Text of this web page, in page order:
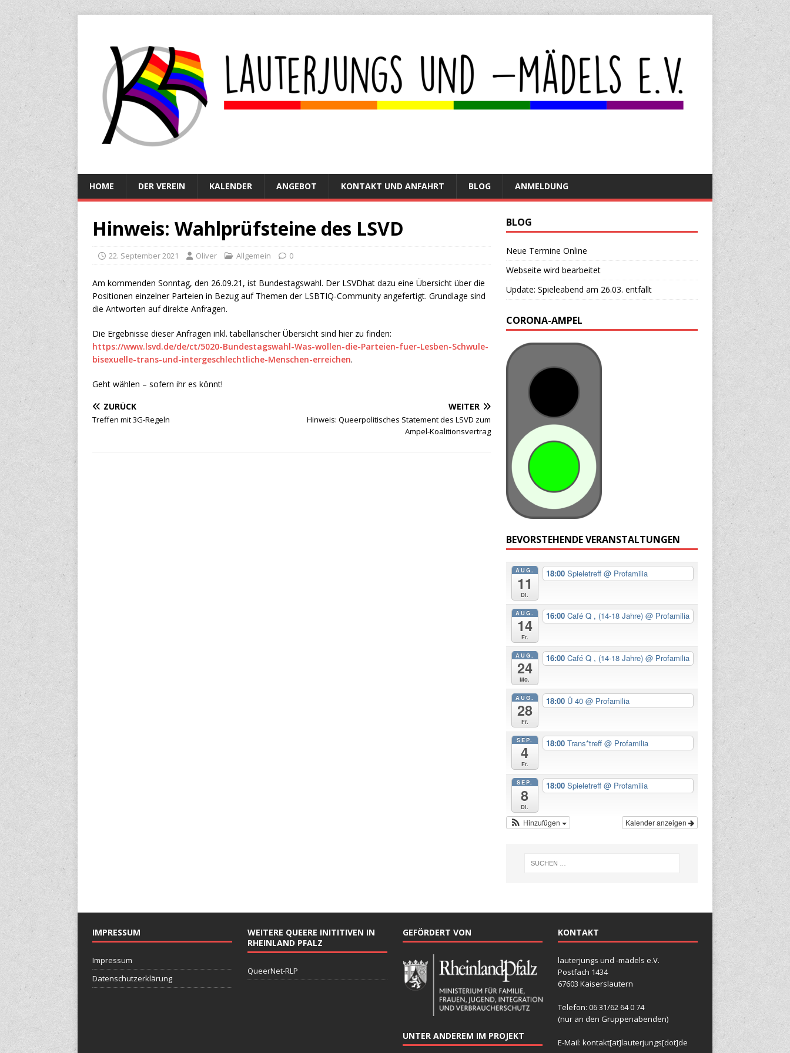
HOME DER VEREIN KALENDER ANGEBOT KONTAKT UND ANFAHRT BLOG ANMELDUNG
Hinweis: Wahlprüfsteine des LSVD
22. September 2021 Oliver Allgemein 0
Am kommenden Sonntag, den 26.09.21, ist Bundestagswahl. Der LSVDhat dazu eine Übersicht über die
Positionen einzelner Parteien in Bezug auf Themen der LSBTIQ-Community angefertigt. Grundlage sind
die Antworten auf direkte Anfragen.
Die Ergebnisse dieser Anfragen inkl. tabellarischer Übersicht sind hier zu finden:
https://www.lsvd.de/de/ct/5020-Bundestagswahl-Was-wollen-die-Parteien-fuer-Lesben-Schwule-
bisexuelle-trans-und-intergeschlechtliche-Menschen-erreichen.
Geht wählen – sofern ihr es könnt!
ZURÜCK
Treffen mit 3G-Regeln
WEITER
Hinweis: Queerpolitisches Statement des LSVD zum
Ampel-Koalitionsvertrag
BLOG
Neue Termine Online
Webseite wird bearbeitet
Update: Spieleabend am 26.03. entfällt
CORONA-AMPEL
BEVORSTEHENDE VERANSTALTUNGEN
AUG.
11
Di.
18:00Spieletreff@ Profamilia
AUG.
14
Fr.
16:00Café Q , (14-18 Jahre)@ Profamilia
AUG.
24
Mo.
16:00Café Q , (14-18 Jahre)@ Profamilia
AUG.
28
Fr.
18:00 Ü 40@ Profamilia
SEP.
4
Fr.
18:00Trans*treff@ Profamilia
SEP.
8
Di.
18:00Spieletreff@ Profamilia
Kalender anzeigen
Hinzufügen
IMPRESSUM
Impressum
Datenschutzerklärung
WEITERE QUEERE INITITIVEN IN
RHEINLAND PFALZ
QueerNet-RLP
GEFÖRDERT VON
UNTER ANDEREM IM PROJEKT
KONTAKT
lauterjungs und -mädels e.V.
Postfach 1434
67603 Kaiserslautern
Telefon: 06 31/62 64 0 74
(nur an den Gruppenabenden)
E-Mail: kontakt[at]lauterjungs[dot]de